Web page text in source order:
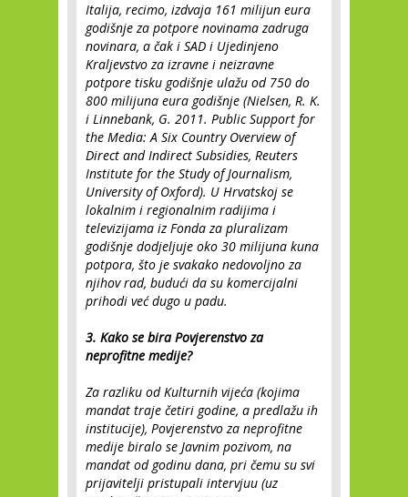
Italija, recimo, izdvaja 161 milijun eura
godišnje za potpore novinama zadruga
novinara, a čak i SAD i Ujedinjeno
Kraljevstvo za izravne i neizravne
potpore tisku godišnje ulažu od 750 do
800 milijuna eura godišnje (Nielsen, R. K.
i Linnebank, G. 2011. Public Support for
the Media: A Six Country Overview of
Direct and Indirect Subsidies, Reuters
Institute for the Study of Journalism,
University of Oxford). U Hrvatskoj se
lokalnim i regionalnim radijima i
televizijama iz Fonda za pluralizam
godišnje dodjeljuje oko 30 milijuna kuna
potpora, što je svakako nedovoljno za
njihov rad, budući da su komercijalni
prihodi već dugo u padu.
3. Kako se bira Povjerenstvo za
neprofitne medije?
Za razliku od Kulturnih vijeća (kojima
mandat traje četiri godine, a predlažu ih
institucije), Povjerenstvo za neprofitne
medije biralo se Javnim pozivom, na
mandat od godinu dana, pri čemu su svi
prijavitelji pristupali intervjuu (uz